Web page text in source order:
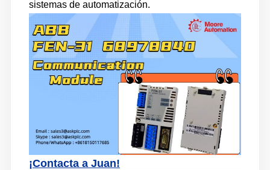
sistemas de automatización.
¡Contacta a Juan!